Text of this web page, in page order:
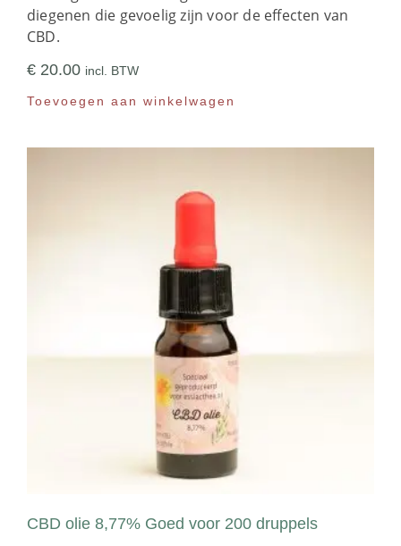
diegenen die gevoelig zijn voor de effecten van
CBD.
€ 20.00 incl. BTW
Toevoegen aan winkelwagen
CBD olie 8,77% Goed voor 200 druppels